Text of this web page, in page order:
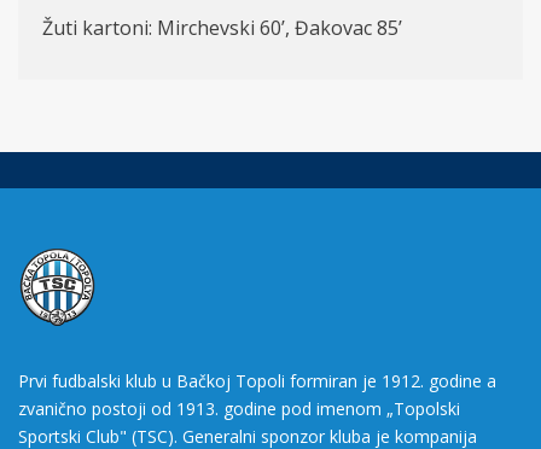
Žuti kartoni: Mirchevski 60’, Đakovac 85’
Prvi fudbalski klub u Bačkoj Topoli formiran je 1912. godine a
zvanično postoji od 1913. godine pod imenom „Topolski
Sportski Club" (TSC). Generalni sponzor kluba je kompanija